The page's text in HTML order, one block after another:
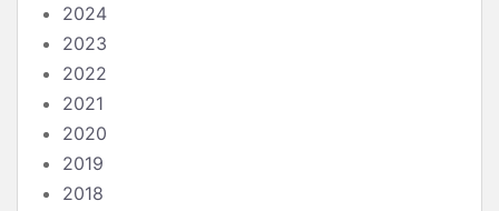
2024
2023
2022
2021
2020
2019
2018